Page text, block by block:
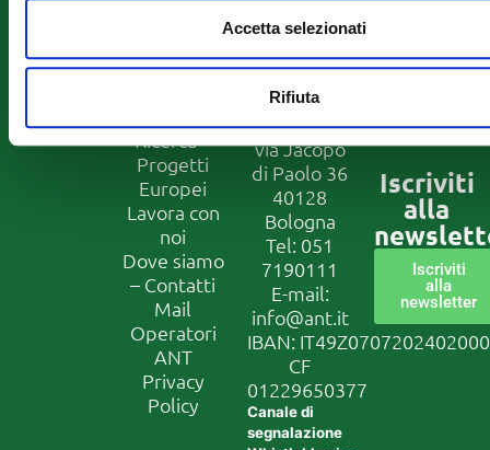
Accetta selezionati
Rifiuta
Informazioni
domiciliare
Ricerca –
Progetti
Europei
Lavora con
noi
Dove siamo
– Contatti
Mail
Operatori
ANT
Privacy
Policy
Fondazione
ANT
Franco
Pannuti
ETS
via Jacopo
di Paolo 36
40128
Bologna
Tel: 051
7190111
E-mail:
info@ant.it
IBAN:
CF
01229650377
Canale di
segnalazione
Iscriviti
alla
Iscriviti
alla
newsletter